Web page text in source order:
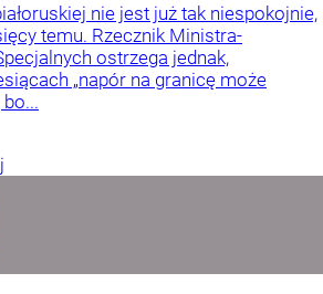
nie jest już tak niespokojnie,
temu. Rzecznik Ministra-
ostrzega jednak,
„napór na granicę może